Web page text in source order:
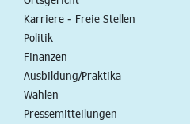
Karriere - Freie Stellen
Politik
Finanzen
Ausbildung/Praktika
Wahlen
Pressemitteilungen